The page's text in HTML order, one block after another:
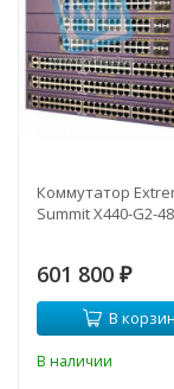
Коммутатор
Summit X440-G2-
601 800 ₽
В
В наличии